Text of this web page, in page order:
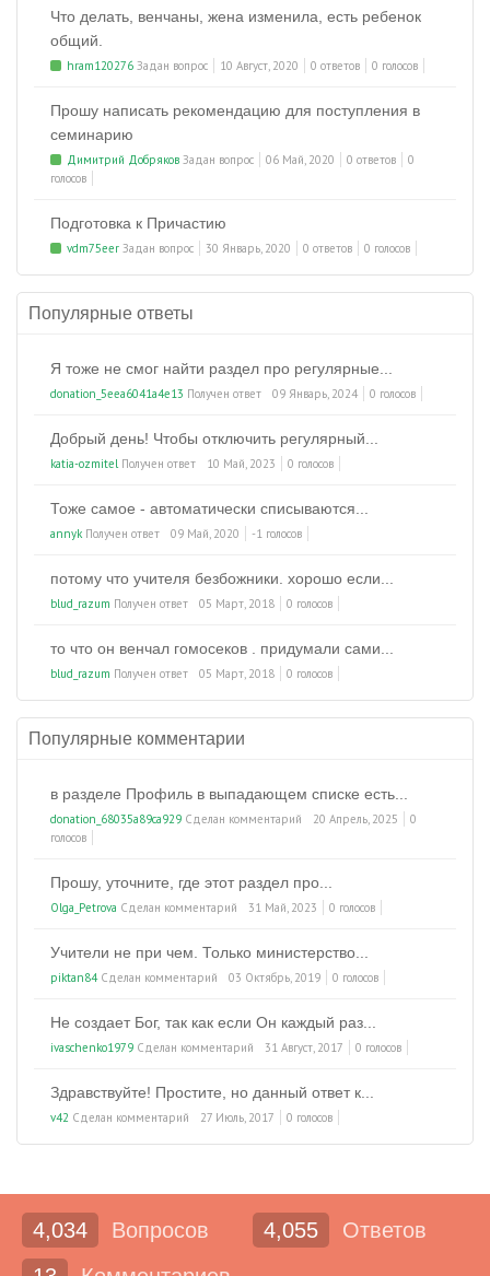
Что делать, венчаны, жена изменила, есть ребенок
общий.
hram120276 Задан вопрос 10 Август, 2020 0 ответов 0 голосов
Прошу написать рекомендацию для поступления в
семинарию
Димитрий Добряков Задан вопрос 06 Май, 2020 0 ответов
0
голосов
Подготовка к Причастию
vdm75eer Задан вопрос 30 Январь, 2020 0 ответов 0 голосов
Популярные ответы
Я тоже не смог найти раздел про регулярные...
donation_5eea6041a4e13 Получен ответ 09 Январь, 2024 0 голосов
Добрый день! Чтобы отключить регулярный...
katia-ozmitelПолучен ответ 10 Май, 2023 0 голосов
Тоже самое - автоматически списываются...
annyk Получен ответ 09 Май, 2020 -1 голосов
потому что учителя безбожники. хорошо если...
blud_razum Получен ответ 05 Март, 2018 0 голосов
то что он венчал гомосеков . придумали сами...
blud_razum Получен ответ 05 Март, 2018 0 голосов
Популярные комментарии
в разделе Профиль в выпадающем списке есть...
donation_68035a89ca929 Сделан комментарий 20 Апрель, 2025
0
голосов
Прошу, уточните, где этот раздел про...
Olga_Petrova Сделан комментарий 31 Май, 2023 0 голосов
Учители не при чем. Только министерство...
piktan84Сделан комментарий 03 Октябрь, 2019 0 голосов
Не создает Бог, так как если Он каждый раз...
ivaschenko1979 Сделан комментарий 31 Август, 2017 0 голосов
Здравствуйте! Простите, но данный ответ к...
v42 Сделан комментарий 27 Июль, 2017 0 голосов
4,034 Вопросов 4,055
Ответов